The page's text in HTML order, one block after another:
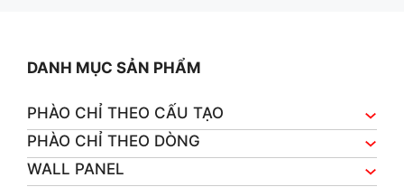
DANH MỤC SẢN PHẨM
PHÀO CHỈ THEO CẤU TẠO
PHÀO CHỈ THEO DÒNG
WALL PANEL